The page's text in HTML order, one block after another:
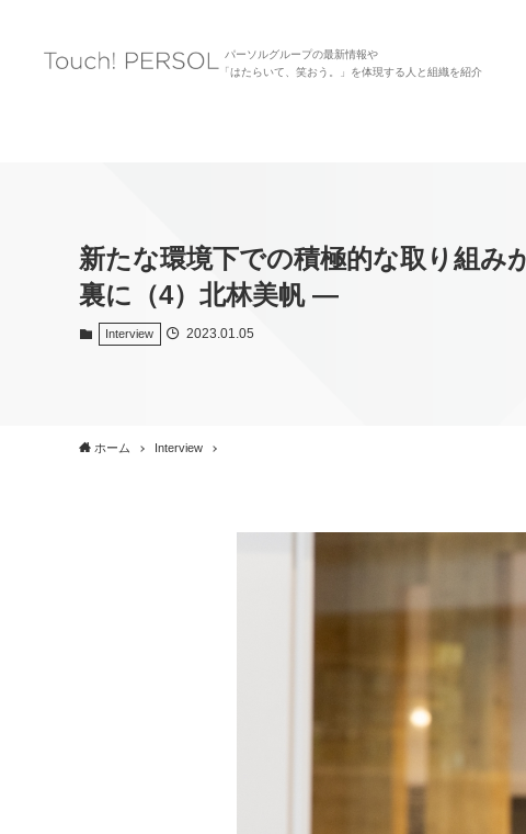
パーソルグループの最新情報や
「はたらいて、笑おう。」を体現する人と組織を紹介
新たな環境下での積極的な取り組
裏に（4）北林美帆 ―
Interview 2023.01.05
ホーム Interview